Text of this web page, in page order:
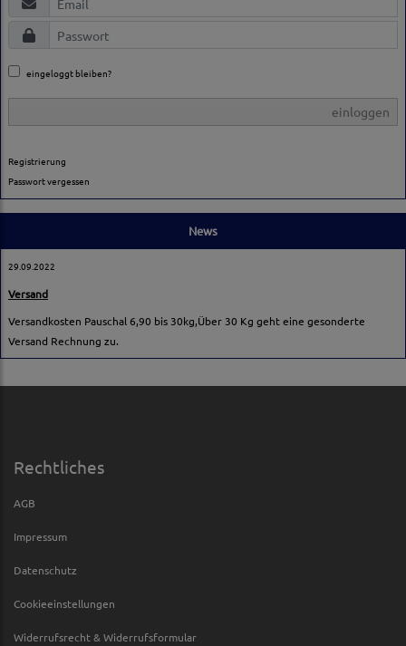
eingeloggt bleiben?
einloggen
Registrierung
Passwort vergessen
News
29.09.2022
Versand
Versandkosten Pauschal 6,90 bis 30kg,Über 30 Kg geht eine gesonderte
Versand Rechnung zu.
Rechtliches
AGB
Impressum
Datenschutz
Cookieeinstellungen
Widerrufsrecht & Widerrufsformular